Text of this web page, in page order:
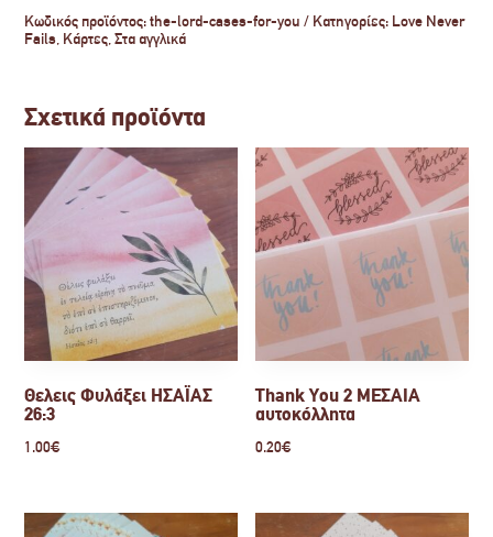
PETER
5:7
Κωδικός προϊόντος:the-lord-cases-for-you Κατηγορίες: Love Never
Fails, Κάρτες,Στα αγγλικά
Σχετικά προϊόντα
Θελεις Φυλάξει ΗΣΑΪΑΣ
26:3
1.00€
Thank You 2 ΜΕΣΑΙΑ
αυτοκόλλητα
0.20€